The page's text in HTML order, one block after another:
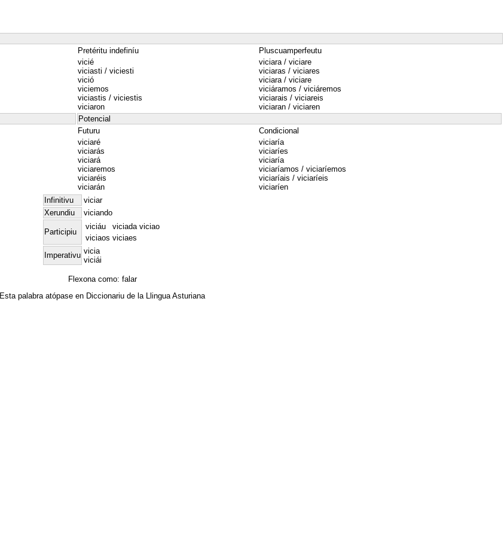
Pretéritu indefiníu
Pluscuamperfeutu
vicié
viciasti / viciesti
vició
viciemos
viciastis / viciestis
viciaron
viciara / viciare
viciaras / viciares
viciara / viciare
viciáramos / viciáremos
viciarais / viciareis
viciaran / viciaren
Potencial
Futuru
Condicional
viciaré
viciarás
viciará
viciaremos
viciaréis
viciarán
viciaría
viciaríes
viciaría
viciaríamos / viciaríemos
viciaríais / viciaríeis
viciaríen
Infinitivu
viciar
Xerundiu
viciando
Participiu
viciáu viciada viciao
viciaos viciaes
Imperativu vicia
viciái
Flexona como: falar
Esta palabra atópase en Diccionariu de la Llingua Asturiana